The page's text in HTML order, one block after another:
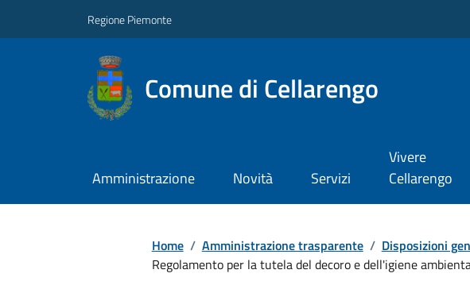
Regione Piemonte
Comune di Cellarengo
Amministrazione Novità Servizi
Vivere
Cellarengo
Home / Amministrazione trasparente / Disposizioni
Regolamento per la tutela del decoro e dell'igiene